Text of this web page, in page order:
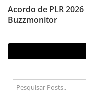
Acordo de PLR
Buzzmonitor